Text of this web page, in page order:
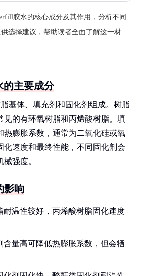
胶水的核心成分及其作用，分析不同
选择建议，帮助读者全面了解这一材
主要成分
基体、填充剂和固化剂组成。树脂
见的有环氧树脂和丙烯酸树脂。填
热膨胀系数，通常为二氧化硅或氧
化速度和最终性能，不同固化剂会
强度。
影响
耐温性较好，丙烯酸树脂固化速度
含量高可降低热膨胀系数，但会牺